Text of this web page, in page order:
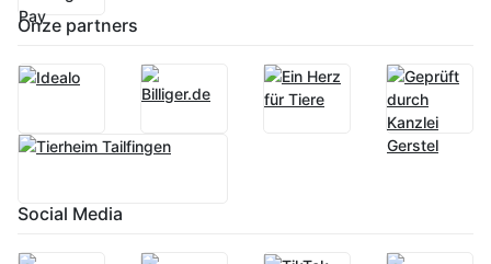
Onze partners
Social Media